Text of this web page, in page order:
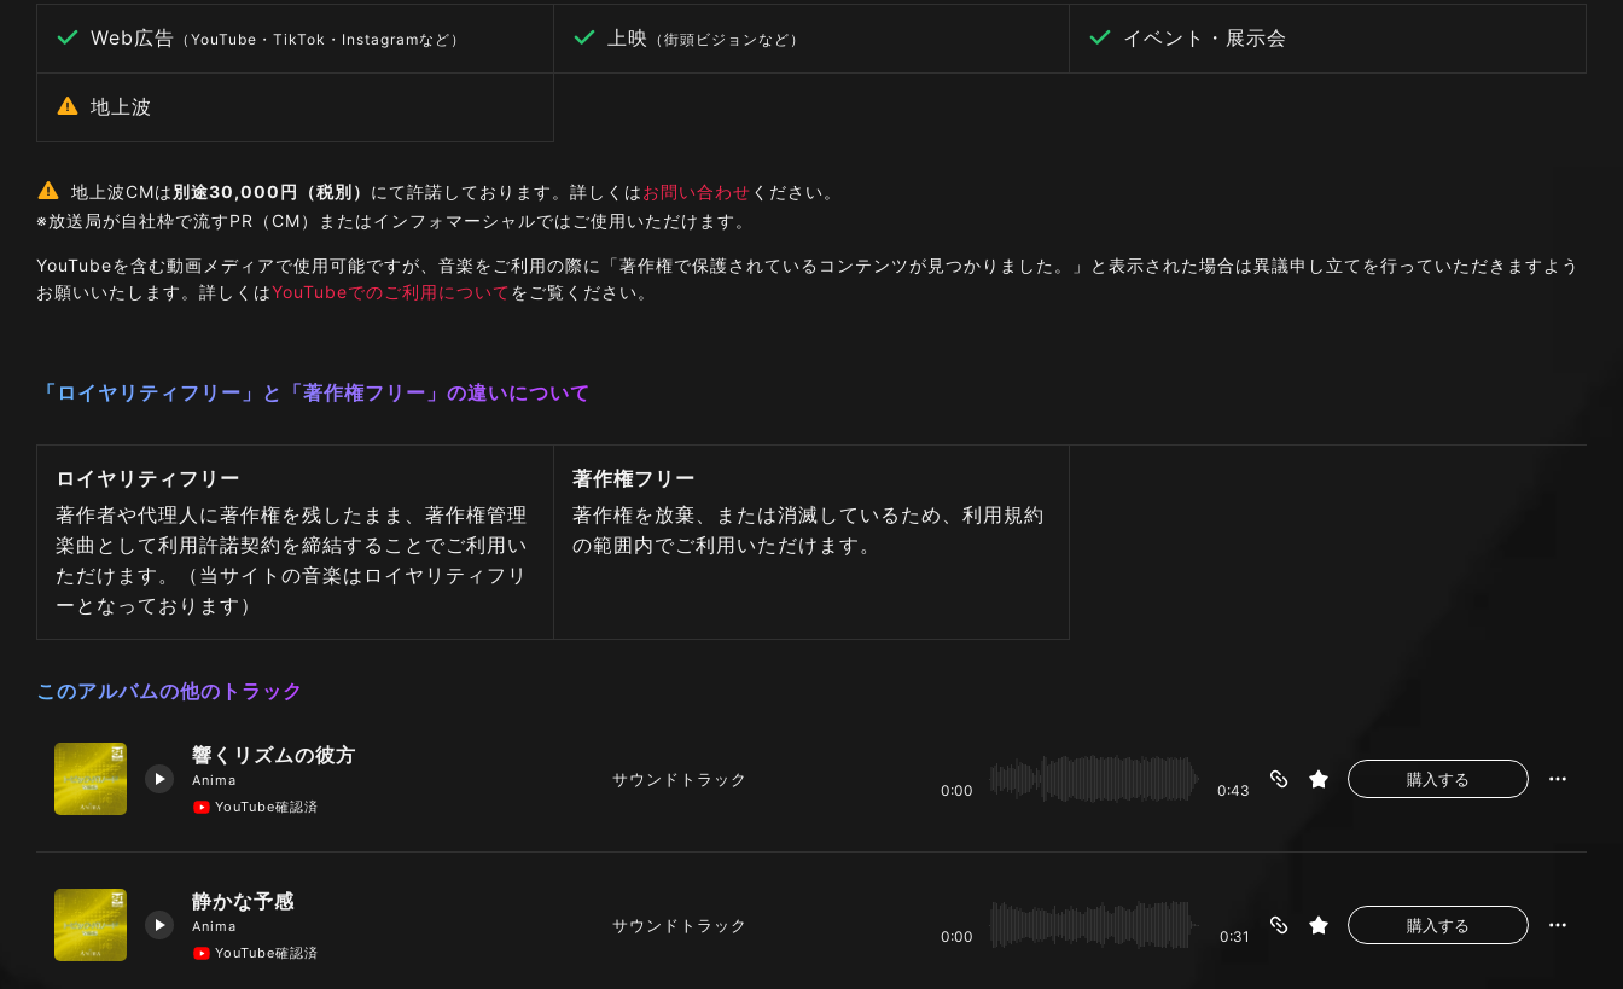
Web広告 （YouTube・TikTok・Instagramなど） 上映 （街頭ビジョンなど） イベント・展示会
地上波
地上波CMは別途30,000円（税別） にて許諾しております。詳しくはお問い合わせ ください。
※放送局が自社枠で流すPR（CM）またはインフォマーシャルではご使用いただけます。
YouTubeを含む動画メディアで使用可能ですが、音楽をご利用の際に「著作権で保護されているコンテンツが見つかりました。」と表示された場合は異議申し立てを行っていただきますよう
お願いいたします。詳しくはYouTubeでのご利用についてをご覧ください。
「ロイヤリティフリー」と「著作権フリー」の違いについて
ロイヤリティフリー
著作者や代理人に著作権を残したまま、著作権管理
楽曲として利用許諾契約を締結することでご利用い
ただけます。（当サイトの音楽はロイヤリティフリ
ーとなっております）
著作権フリー
著作権を放棄、または消滅しているため、利用規約
の範囲内でご利用いただけます。
このアルバムの他のトラック
響くリズムの彼方
Anima
YouTube確認済
サウンドトラック
0:00 0:43
購入する
静かな予感
Anima
YouTube確認済
サウンドトラック
0:00 0:31
購入する